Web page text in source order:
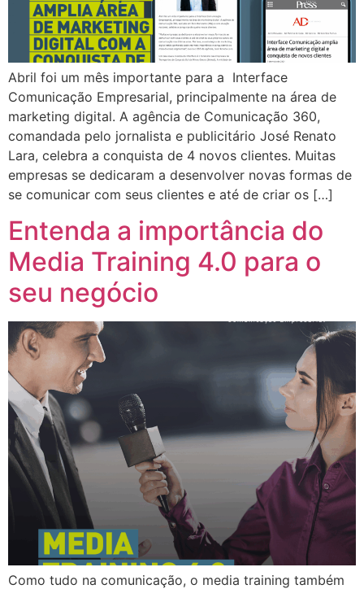
Abril foi um mês importante para a Interface
Comunicação Empresarial, principalmente na área de
marketing digital. A agência de Comunicação 360,
comandada pelo jornalista e publicitário José Renato
Lara, celebra a conquista de 4 novos clientes. Muitas
empresas se dedicaram a desenvolver novas formas de
se comunicar com seus clientes e até de criar os […]
Entenda a importância do
Media Training 4.0 para o
seu negócio
Como tudo na comunicação, o media training também